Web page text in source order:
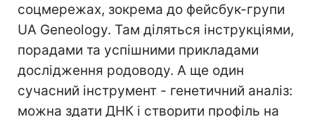
соцмережах, зокрема до фейсбук-групи
UA Geneology. Там діляться інструкціями,
порадами та успішними прикладами
дослідження родоводу. А ще один
сучасний інструмент - генетичний аналіз:
можна здати ДНК і створити профіль на